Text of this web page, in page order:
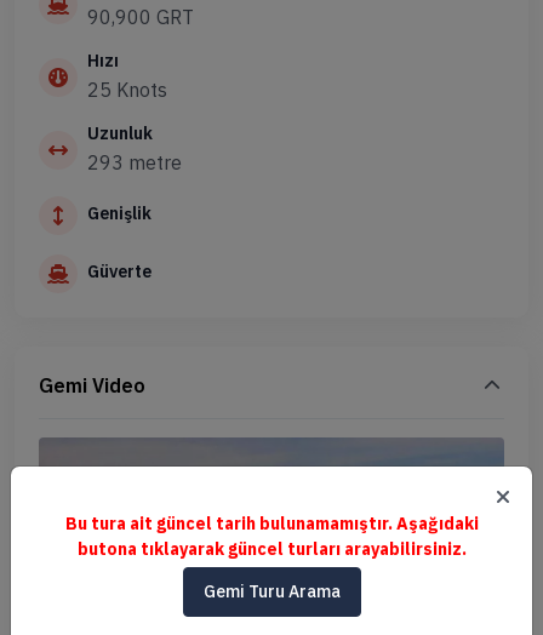
90,900 GRT
Hızı
25 Knots
Uzunluk
293 metre
Genişlik
Güverte
Gemi Video
Bu tura ait güncel tarih bulunamamıştır. Aşağıdaki
butona tıklayarak güncel turları arayabilirsiniz.
Gemi Turu Arama